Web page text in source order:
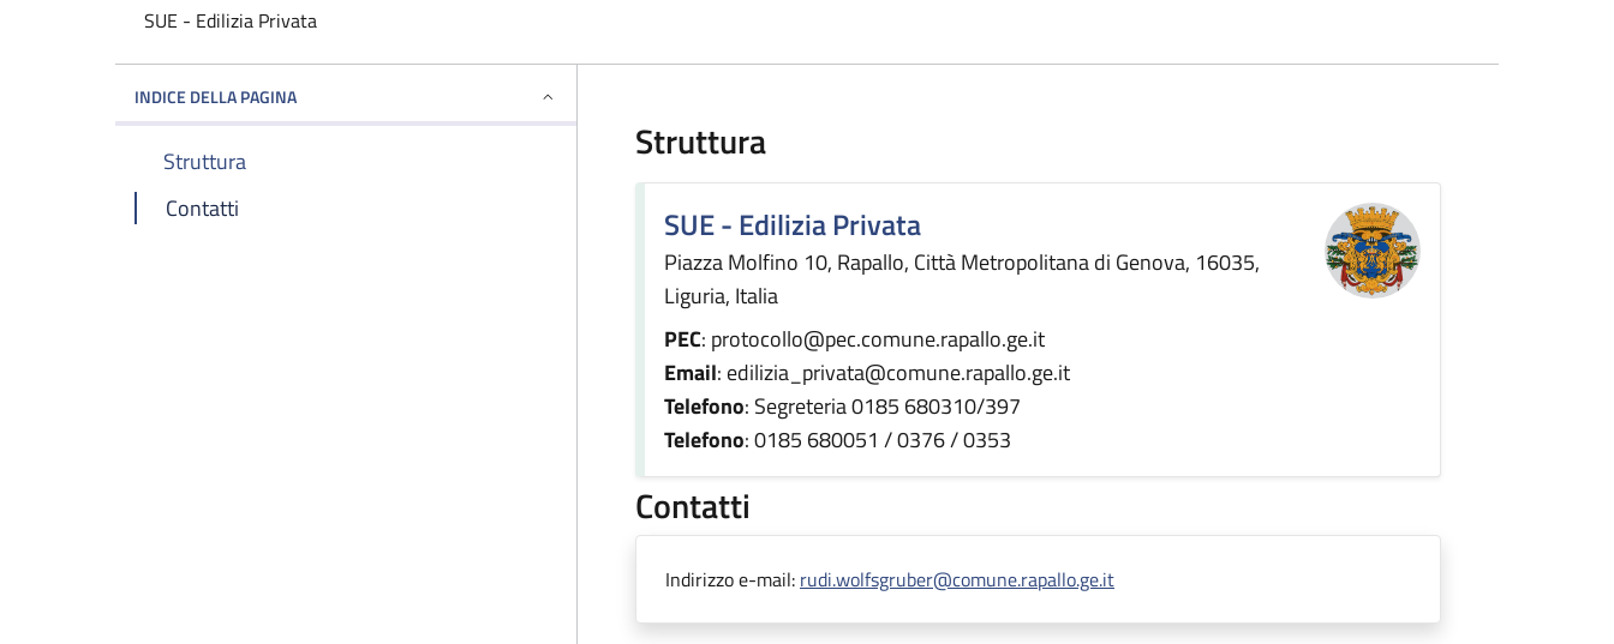
SUE - Edilizia Privata
INDICE DELLA PAGINA
Struttura
Contatti
Struttura
SUE - Edilizia Privata
Piazza Molfino 10, Rapallo, Città Metropolitana di Genova, 16035,
Liguria, Italia
PEC: protocollo@pec.comune.rapallo.ge.it
Email: edilizia_privata@comune.rapallo.ge.it
Telefono: Segreteria 0185 680310/397
Telefono: 0185 680051 / 0376 / 0353
Contatti
Indirizzo e-mail: rudi.wolfsgruber@comune.rapallo.ge.it